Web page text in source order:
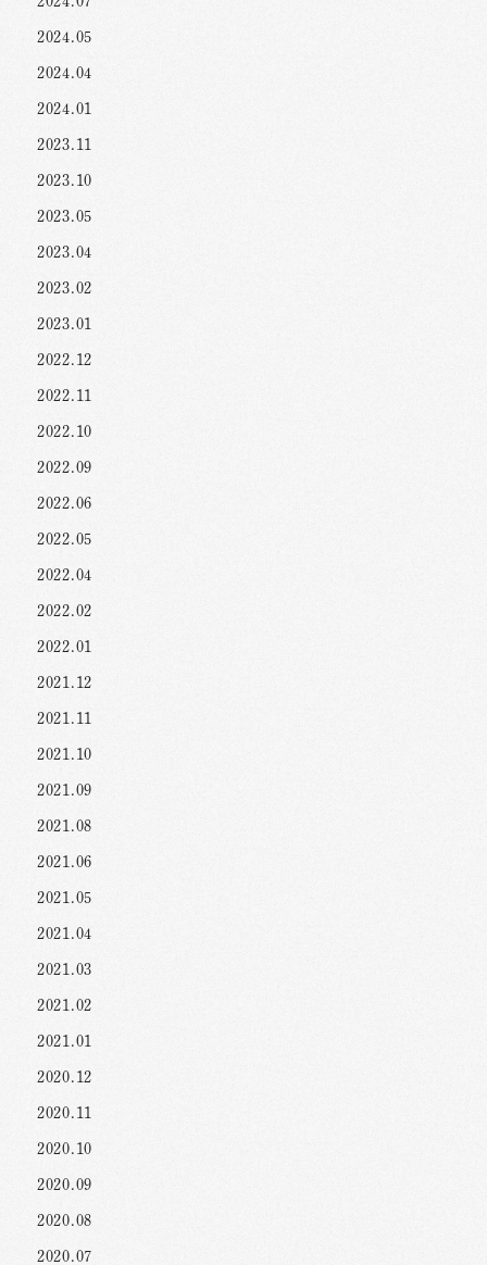
2024.05
2024.04
2024.01
2023.11
2023.10
2023.05
2023.04
2023.02
2023.01
2022.12
2022.11
2022.10
2022.09
2022.06
2022.05
2022.04
2022.02
2022.01
2021.12
2021.11
2021.10
2021.09
2021.08
2021.06
2021.05
2021.04
2021.03
2021.02
2021.01
2020.12
2020.11
2020.10
2020.09
2020.08
2020.07